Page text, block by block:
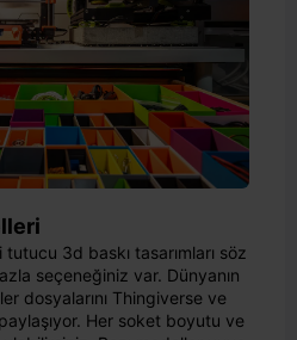
3d baskı tasarımları söz
seçeneğiniz var. Dünyanın
dosyalarını Thingiverse ve
Her soket boyutu ve